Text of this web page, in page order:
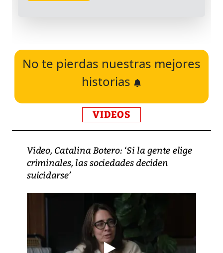
No te pierdas nuestras mejores
historias
VIDEOS
Video, Catalina Botero: ‘Si la gente elige
criminales, las sociedades deciden
suicidarse’